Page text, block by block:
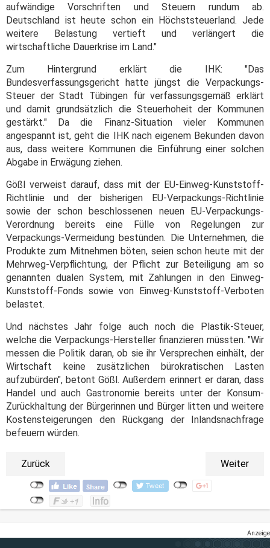
aufwändige Vorschriften und Steuern rundum ab.
Deutschland ist heute schon ein Höchststeuerland. Jede
weitere Belastung vertieft und verlängert die
wirtschaftliche Dauerkrise im Land."
Zum Hintergrund erklärt die IHK: "Das
Bundesverfassungsgericht hatte jüngst die Verpackungs-
Steuer der Stadt Tübingen für verfassungsgemäß erklärt
und damit grundsätzlich die Steuerhoheit der Kommunen
gestärkt." Da die Finanz-Situation vieler Kommunen
angespannt ist, geht die IHK nach eigenem Bekunden davon
aus, dass weitere Kommunen die Einführung einer solchen
Abgabe in Erwägung ziehen.
Gößl verweist darauf, dass mit der EU-Einweg-Kunststoff-
Richtlinie und der bisherigen EU-Verpackungs-Richtlinie
sowie der schon beschlossenen neuen EU-Verpackungs-
Verordnung bereits eine Fülle von Regelungen zur
Verpackungs-Vermeidung bestünden. Die Unternehmen, die
Produkte zum Mitnehmen böten, seien schon heute mit der
Mehrweg-Verpflichtung, der Pflicht zur Beteiligung am so
genannten dualen System, mit Zahlungen in den Einweg-
Kunststoff-Fonds sowie von Einweg-Kunststoff-Verboten
belastet.
Und nächstes Jahr folge auch noch die Plastik-Steuer,
welche die Verpackungs-Hersteller finanzieren müssten. "Wir
messen die Politik daran, ob sie ihr Versprechen einhält, der
Wirtschaft keine zusätzlichen bürokratischen Lasten
aufzubürden", betont Gößl. Außerdem erinnert er daran, dass
Handel und auch Gastronomie bereits unter der Konsum-
Zurückhaltung der Bürgerinnen und Bürger litten und weitere
Kostensteigerungen den Rückgang der Inlandsnachfrage
befeuern würden.
Zurück Weiter
Anzeige